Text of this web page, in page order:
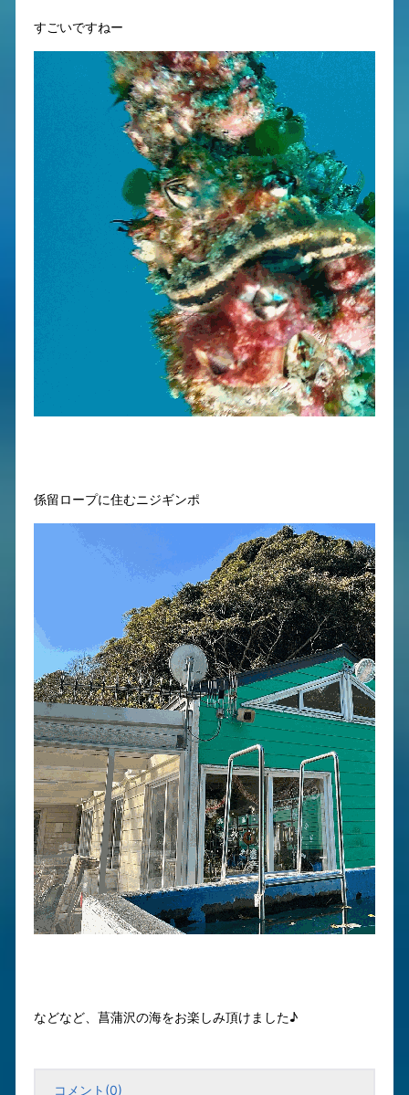
すごいですねー
係留ロープに住むニジギンポ
などなど、菖蒲沢の海をお楽しみ頂けました♪
コメント(0)